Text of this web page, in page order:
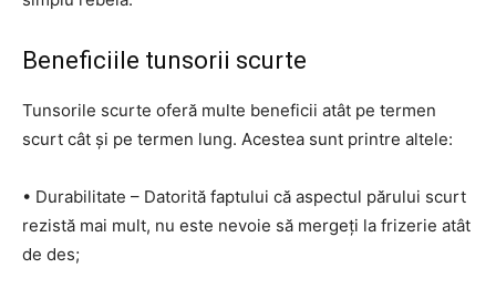
Beneficiile tunsorii scurte
Tunsorile scurte oferă multe beneficii atât pe termen
scurt cât și pe termen lung. Acestea sunt printre altele:
• Durabilitate – Datorită faptului că aspectul părului scurt
rezistă mai mult, nu este nevoie să mergeți la frizerie atât
de des;